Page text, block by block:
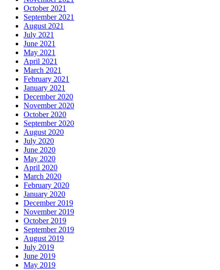
October 2021
September 2021
August 2021
July 2021
June 2021
May 2021
April 2021
March 2021
February 2021
January 2021
December 2020
November 2020
October 2020
September 2020
August 2020
July 2020
June 2020
May 2020
April 2020
March 2020
February 2020
January 2020
December 2019
November 2019
October 2019
September 2019
August 2019
July 2019
June 2019
May 2019